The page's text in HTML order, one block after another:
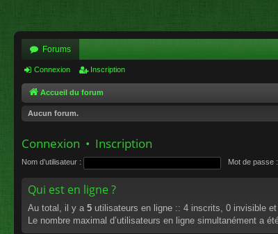
Forums
Connexion Inscription
Accueil du forum
Aucun forum.
Connexion • Inscription
Nom d’utilisateur : Mot de passe :
Qui est en ligne ?
Au total, il y a 5 utilisateurs en ligne :: 4 inscrits, 0 invisible
Le nombre maximal d’utilisateurs en ligne simultanément a